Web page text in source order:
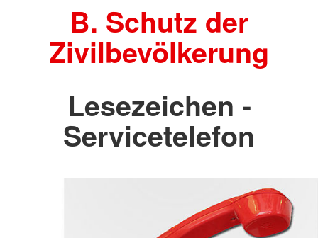
B. Schutz der
Zivilbevölkerung
Lesezeichen -
Servicetelefon